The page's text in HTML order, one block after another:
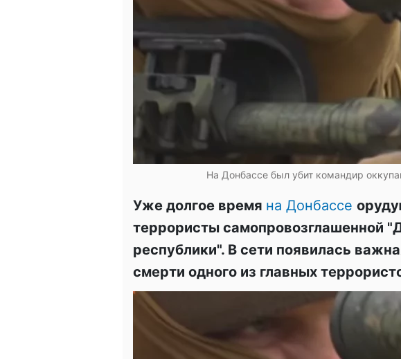
На Донбассе был убит командир
Уже долгое время на Донбассе
террористы самопровозглашенной
республики". В сети появилась
смерти одного из главных